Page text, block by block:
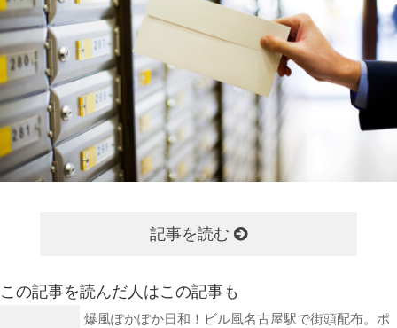
記事を読む
この記事を読んだ人はこの記事も
爆風ぽかぽか日和！ビル風名古屋駅で街頭配布。ポ